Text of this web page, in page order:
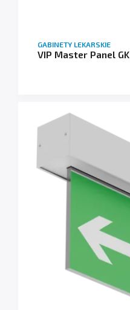
GABINETY LEKARSKIE
VIP Master Panel GK